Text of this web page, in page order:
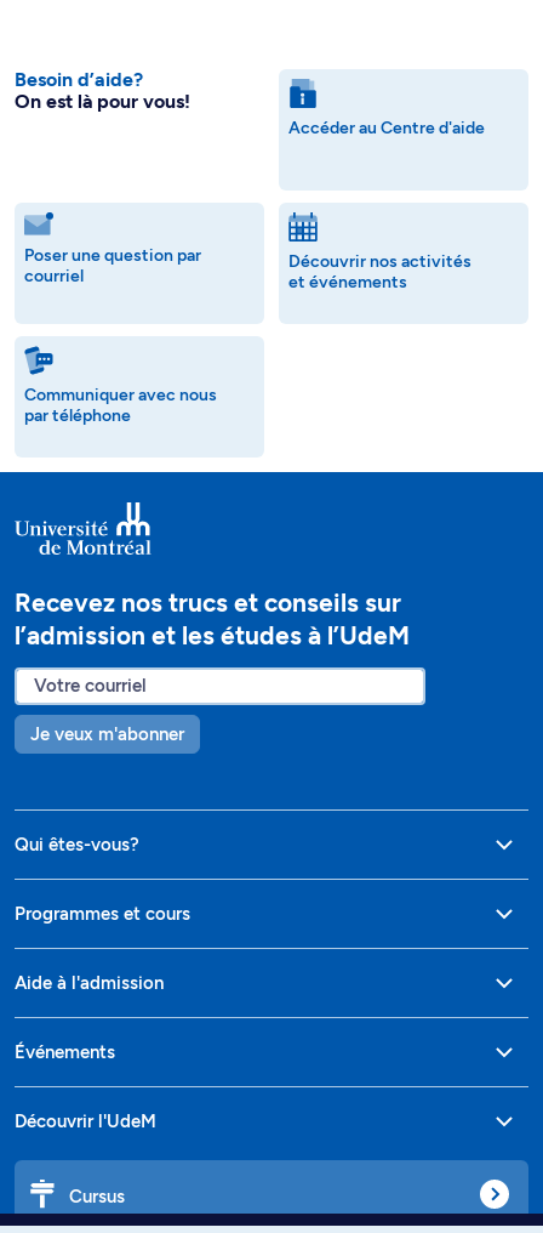
Besoin d’aide?
On est là pour vous!
Accéder au Centre d'aide
Poser une question par
courriel
Découvrir nos activités
et événements
Communiquer avec nous
par téléphone
Recevez nos trucs et conseils sur
l’admission et les études à l’UdeM
Je veux m'abonner
Qui êtes-vous?
Programmes et cours
Aide à l'admission
Événements
Découvrir l'UdeM
Cursus